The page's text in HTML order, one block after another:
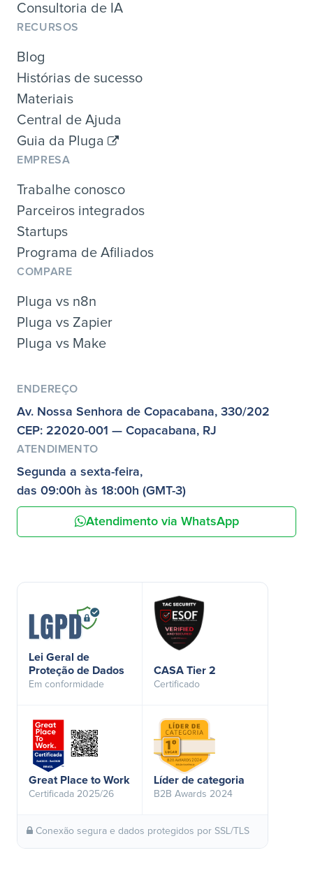
Consultoria de IA
RECURSOS
Blog
Histórias de sucesso
Materiais
Central de Ajuda
Guia da Pluga
EMPRESA
Trabalhe conosco
Parceiros integrados
Startups
Programa de Afiliados
COMPARE
Pluga vs n8n
Pluga vs Zapier
Pluga vs Make
ENDEREÇO
Av. Nossa Senhora de Copacabana, 330/202
CEP: 22020-001 — Copacabana, RJ
ATENDIMENTO
Segunda a sexta-feira,
das 09:00h às 18:00h (GMT-3)
Atendimento via WhatsApp
Lei Geral de
Proteção de Dados
Em conformidade
CASA Tier 2
Certificado
Great Place to Work
Certificada 2025/26
Líder de categoria
B2B Awards 2024
Conexão segura e dados protegidos por SSL/TLS